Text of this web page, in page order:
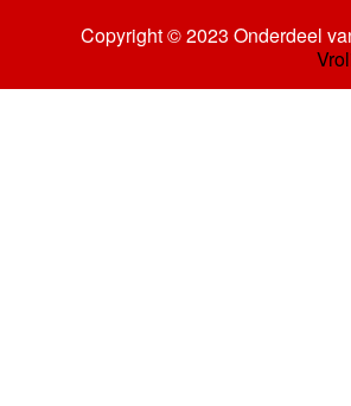
Copyright © 2023 Onderdeel